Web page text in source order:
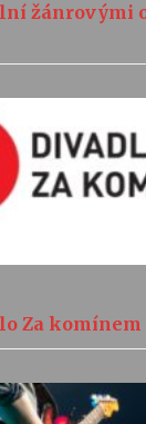
žánrovými
Za komínem